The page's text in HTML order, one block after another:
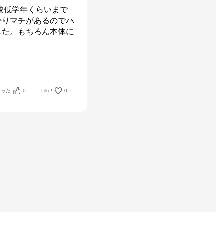
低学年くらいまで
マチがあるのでハ
。もちろん本体に
た 0 Like! 0